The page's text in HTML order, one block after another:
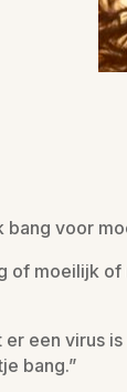
bang voor
moeilijk
een virus
bang.”